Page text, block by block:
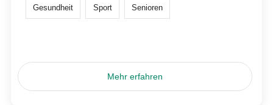
Gesundheit Sport Senioren
Mehr erfahren